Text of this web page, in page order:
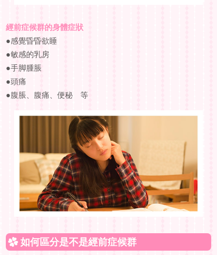
經前症候群的身體症狀
●感覺昏昏欲睡
●敏感的乳房
●手脚腫脹
●頭痛
●腹脹、腹痛、便秘 等
如何區分是不是經前症候群